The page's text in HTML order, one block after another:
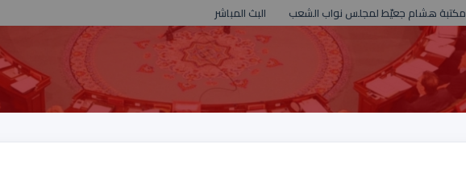
مكتبة هشام جعيّط لمجلس نواب الشعب البث المباشر